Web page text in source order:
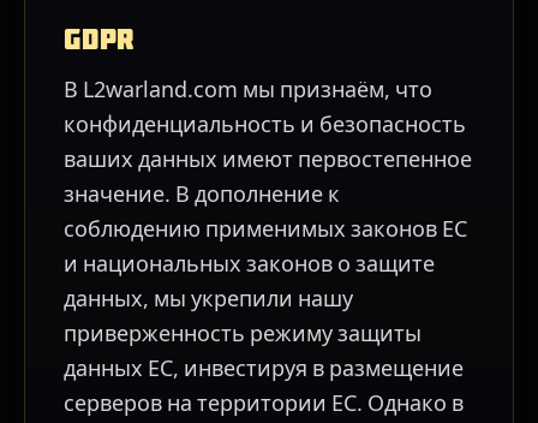
GDPR
В L2warland.com мы признаём, что
конфиденциальность и безопасность
ваших данных имеют первостепенное
значение. В дополнение к
соблюдению применимых законов ЕС
и национальных законов о защите
данных, мы укрепили нашу
приверженность режиму защиты
данных ЕС, инвестируя в размещение
серверов на территории ЕС. Однако в